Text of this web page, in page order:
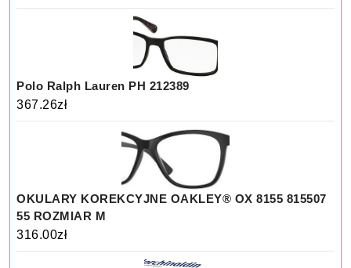
Polo Ralph Lauren PH 212389
367.26zł
OKULARY KOREKCYJNE OAKLEY® OX 8155 815507
55 ROZMIAR M
316.00zł